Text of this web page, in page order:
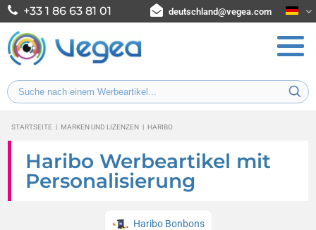
+33 1 86 63 81 01 deutschland@vegea.com
STARTSEITE | MARKEN UND LIZENZEN | HARIBO
Haribo Werbeartikel mit
Personalisierung
Haribo Bonbons